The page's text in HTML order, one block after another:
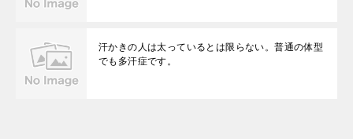
汗かきの人は太っているとは限らない。普通の体型
でも多汗症です。